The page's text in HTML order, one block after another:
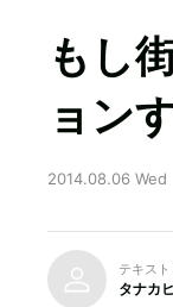
もし
ョン
2014.08.06 Wed
テキス
タナカ